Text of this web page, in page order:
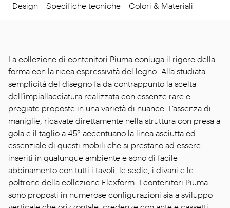
Design Specifiche tecniche Colori & Materiali
La collezione di contenitori Piuma coniuga il rigore della
forma con la ricca espressività del legno. Alla studiata
semplicità del disegno fa da contrappunto la scelta
dell’impiallacciatura realizzata con essenze rare e
pregiate proposte in una varietà di nuance. L’assenza di
maniglie, ricavate direttamente nella struttura con presa a
gola e il taglio a 45° accentuano la linea asciutta ed
essenziale di questi mobili che si prestano ad essere
inseriti in qualunque ambiente e sono di facile
abbinamento con tutti i tavoli, le sedie, i divani e le
poltrone della collezione Flexform. I contenitori Piuma
sono proposti in numerose configurazioni sia a sviluppo